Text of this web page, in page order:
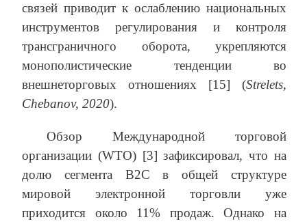
связей приводит к ослаблению национальных
инструментов регулирования и контроля
трансграничного оборота, укрепляются
монополистические тенденции во
внешнеторговых отношениях [15] (Strelets,
Chebanov, 2020).
Обзор Международной торговой
организации (WTO) [3] зафиксировал, что на
долю сегмента B2C в общей структуре
мировой электронной торговли уже
приходится около 11% продаж. Однако на